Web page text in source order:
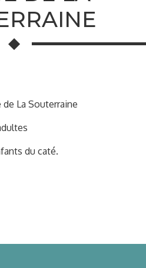
de La Souterraine
du caté.